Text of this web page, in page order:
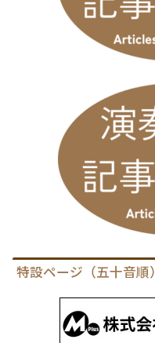
特設ページ（五十音順）